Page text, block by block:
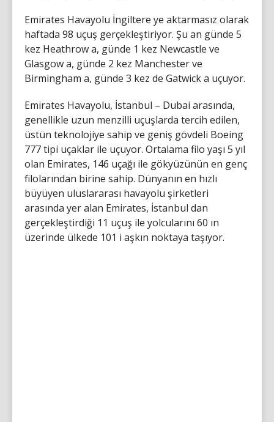
Emirates Havayolu İngiltere ye aktarmasız olarak
haftada 98 uçuş gerçekleştiriyor. Şu an günde 5
kez Heathrow a, günde 1 kez Newcastle ve
Glasgow a, günde 2 kez Manchester ve
Birmingham a, günde 3 kez de Gatwick a uçuyor.
Emirates Havayolu, İstanbul – Dubai arasında,
genellikle uzun menzilli uçuşlarda tercih edilen,
üstün teknolojiye sahip ve geniş gövdeli Boeing
777 tipi uçaklar ile uçuyor. Ortalama filo yaşı 5 yıl
olan Emirates, 146 uçağı ile gökyüzünün en genç
filolarından birine sahip. Dünyanın en hızlı
büyüyen uluslararası havayolu şirketleri
arasında yer alan Emirates, İstanbul dan
gerçekleştirdiği 11 uçuş ile yolcularını 60 ın
üzerinde ülkede 101 i aşkın noktaya taşıyor.